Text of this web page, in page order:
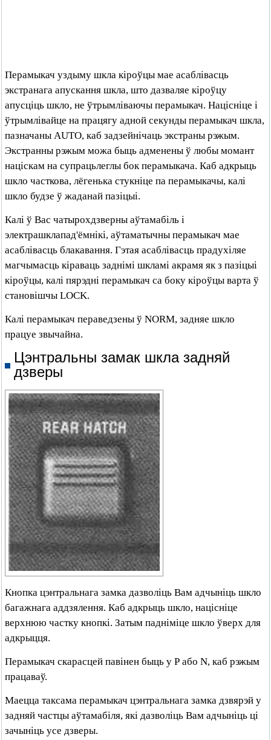
Перамыкач уздыму шкла кіроўцы мае асаблівасць
экстранага апускання шкла, што дазваляе кіроўцу
апусціць шкло, не ўтрымліваючы перамыкач. Націсніце і
ўтрымлівайце на працягу адной секунды перамыкач шкла,
пазначаны AUTO, каб задзейнічаць экстраны рэжым.
Экстранны рэжым можа быць адменены ў любы момант
націскам на супрацьлеглы бок перамыкача. Каб адкрыць
шкло часткова, лёгенька стукніце па перамыкачы, калі
шкло будзе ў жаданай пазіцыі.
Калі ў Вас чатырохдзверны аўтамабіль і
электрашклапад'ёмнікі, аўтаматычны перамыкач мае
асаблівасць блакавання. Гэтая асаблівасць прадухіляе
магчымасць кіраваць заднімі шкламі акрамя як з пазіцыі
кіроўцы, калі пярэдні перамыкач са боку кіроўцы варта ў
становішчы LOCK.
Калі перамыкач пераведзены ў NORM, задняе шкло
працуе звычайна.
Цэнтральны замак шкла задняй
дзверы
Кнопка цэнтральнага замка дазволіць Вам адчыніць шкло
багажнага аддзялення. Каб адкрыць шкло, націсніце
верхнюю частку кнопкі. Затым падніміце шкло ўверх для
адкрыцця.
Перамыкач скарасцей павінен быць у Р або N, каб рэжым
працаваў.
Маецца таксама перамыкач цэнтральнага замка дзвярэй у
задняй частцы аўтамабіля, які дазволіць Вам адчыніць ці
зачыніць усе дзверы.